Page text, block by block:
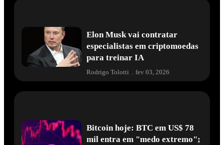
Elon Musk vai contratar
especialistas em criptomoedas
para treinar IA
Rodrigo Tolotti fev 03, 2026
Bitcoin hoje: BTC em US$ 78
mil entra em "medo extremo";